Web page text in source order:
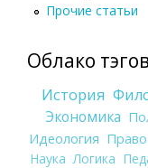
Прочие статьи
Облако тэгов
История
Экономика
Идеология Право
Наука Логика